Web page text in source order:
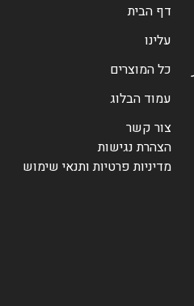
דף הבית
עלינו
כל המוצרים
עמוד הבלוג
צור קשר
הצהרת נגישות
מדיניות פרטיות ותנאי שימוש